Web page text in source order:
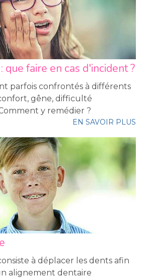
que faire en cas d'incident ?
parfois confrontés à différents
gêne, difficulté
y remédier ?
EN SAVOIR PLUS
à déplacer les dents afin
alignement dentaire